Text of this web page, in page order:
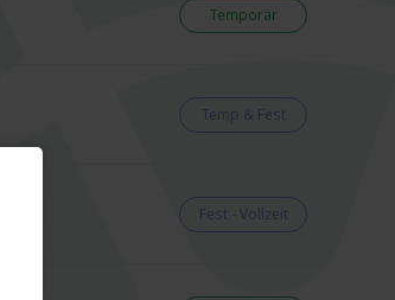
Temporär
Temp & Fest
Fest - Vollzeit